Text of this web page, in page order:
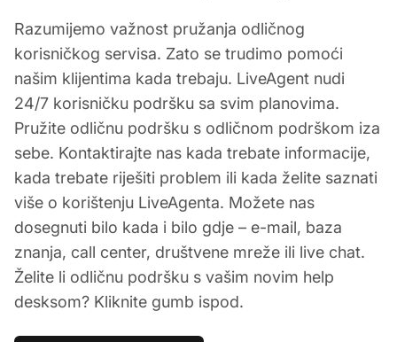
Razumijemo važnost pružanja odličnog
korisničkog servisa. Zato se trudimo pomoći
našim klijentima kada trebaju. LiveAgent nudi
24/7 korisničku podršku sa svim planovima.
Pružite odličnu podršku s odličnom podrškom iza
sebe. Kontaktirajte nas kada trebate informacije,
kada trebate riješiti problem ili kada želite saznati
više o korištenju LiveAgenta. Možete nas
dosegnuti bilo kada i bilo gdje – e-mail, baza
znanja, call center, društvene mreže ili live chat.
Želite li odličnu podršku s vašim novim help
desksom? Kliknite gumb ispod.